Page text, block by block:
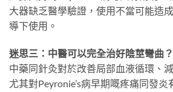
大器缺乏醫學驗證，使用不當可能造
導下使用。
迷思三：中醫可以完全治好陰莖彎曲？
中藥同針灸對於改善局部血液循環、
尤其對Peyronie’s病早期嘅疼痛同發